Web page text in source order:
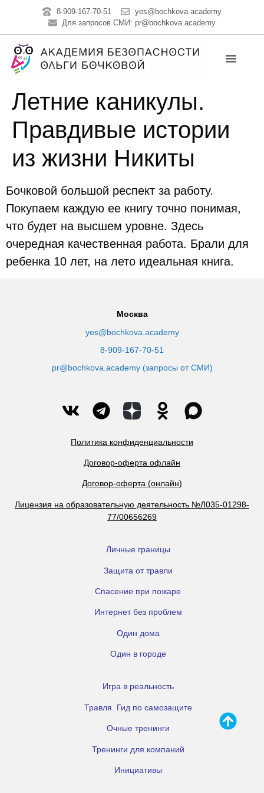
8-909-167-70-51
yes@bochkova.academy
Для запросов СМИ: pr@bochkova.academy
Летние каникулы.
Правдивые истории
из жизни Никиты
Бочковой большой респект за работу.
Покупаем каждую ее книгу точно понимая,
что будет на высшем уровне. Здесь
очередная качественная работа. Брали для
ребенка 10 лет, на лето идеальная книга.
Москва
yes@bochkova.academy
8-909-167-70-51
pr@bochkova.academy (запросы от СМИ)
Политика конфиденциальности
Договор-оферта офлайн
Договор-оферта (онлайн)
Лицензия на образовательную деятельность №Л035-01298-
77/00656269
Личные границы
Защита от травли
Спасение при пожаре
Интернет без проблем
Один дома
Один в городе
Игра в реальность
Травля. Гид по самозащите
Очные тренинги
Тренинги для компаний
Инициативы